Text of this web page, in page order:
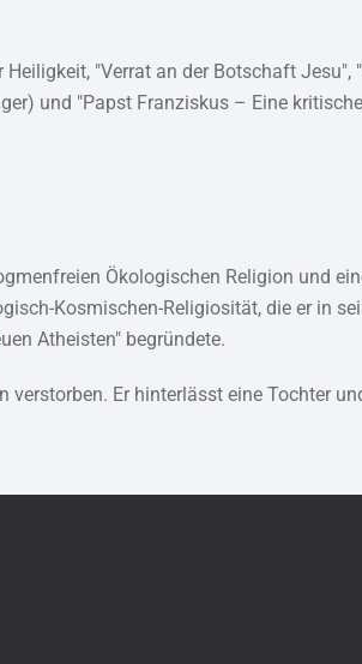
"Verrat an der Botschaft
und "Papst Franziskus – Eine
Ökologischen Religion und
Kosmischen-Religiosität, die er in
Atheisten" begründete.
Er hinterlässt eine Tochter